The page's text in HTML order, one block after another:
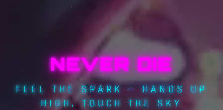
NEVER DIE
FEEL THE SPARK — HANDS UP
HIGH, TOUCH THE SKY